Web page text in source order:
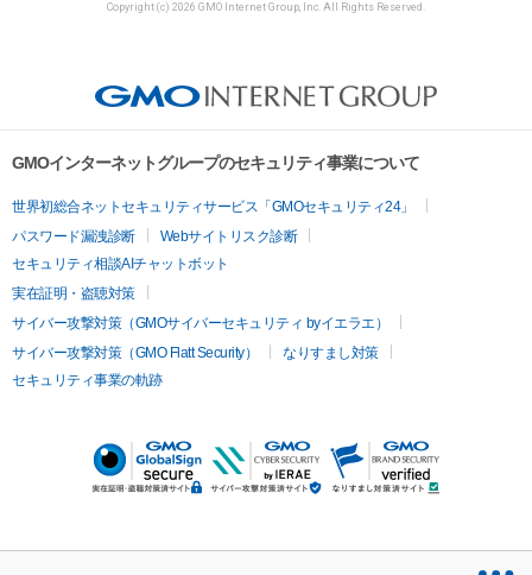
Copyright (c) 2026 GMO Internet Group, Inc. All Rights Reserved.
GMOインターネットグループのセキュリティ事業について
世界初総合ネットセキュリティサービス「GMOセキュリティ24」
パスワード漏洩診断
Webサイトリスク診断
セキュリティ相談AIチャットボット
実在証明・盗聴対策
サイバー攻撃対策（GMOサイバーセキュリティ byイエラエ）
サイバー攻撃対策（GMO Flatt Security）
なりすまし対策
セキュリティ事業の軌跡